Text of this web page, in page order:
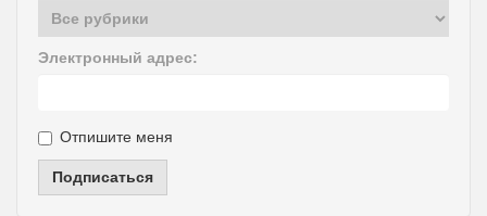
Электронный адрес:
Отпишите меня
Подписаться